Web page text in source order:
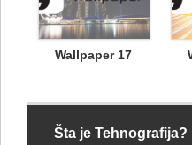
Wallpaper 17
Šta je Tehnografija?